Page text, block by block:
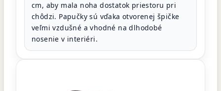
cm, aby mala noha dostatok priestoru pri
chôdzi. Papučky sú vďaka otvorenej špičke
veľmi vzdušné a vhodné na dlhodobé
nosenie v interiéri.